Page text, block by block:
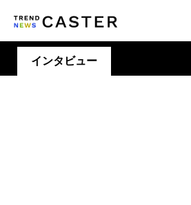
インタビュー